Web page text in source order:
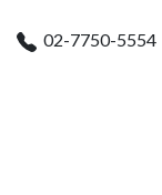
02-7750-5554